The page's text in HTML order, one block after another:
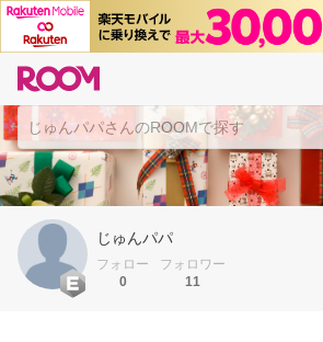
じゅんパパ
フォロー
0
フォロワー
11